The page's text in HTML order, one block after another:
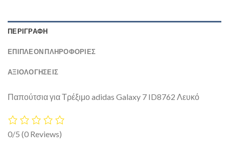
ΠΕΡΙΓΡΑΦΉ
ΕΠΙΠΛΈΟΝ ΠΛΗΡΟΦΟΡΊΕΣ
ΑΞΙΟΛΟΓΗΣΕΙΣ
Παπούτσια για Τρέξιμο adidas Galaxy 7 ID8762 Λευκό
0/5 (0 Reviews)